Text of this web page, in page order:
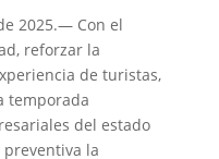
2025.— Con el
reforzar la
de turistas,
temporada
del estado
la